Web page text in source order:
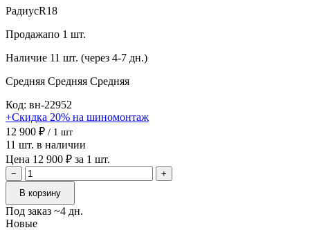
РадиусR18
Продажапо 1 шт.
Наличие 11 шт. (через 4-7 дн.)
Средняя Средняя Средняя
Код: вн-22952
+Скидка 20% на шиномонтаж
12 900 ₽ / 1 шт
11 шт. в наличии
Цена 12 900 ₽ за 1 шт.
−
+
В корзину
Под заказ ~4 дн.
Новые